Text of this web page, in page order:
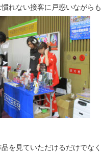
れない接客に戸惑いながら
を見ていただけるだけでなく